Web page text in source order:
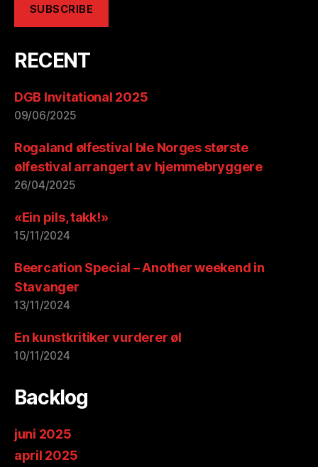
RECENT
DGB Invitational 2025
09/06/2025
Rogaland ølfestival ble Norges største
ølfestival arrangert av hjemmebryggere
26/04/2025
«Ein pils, takk!»
15/11/2024
Beercation Special – Another weekend in
Stavanger
13/11/2024
En kunstkritiker vurderer øl
10/11/2024
Backlog
juni 2025
april 2025